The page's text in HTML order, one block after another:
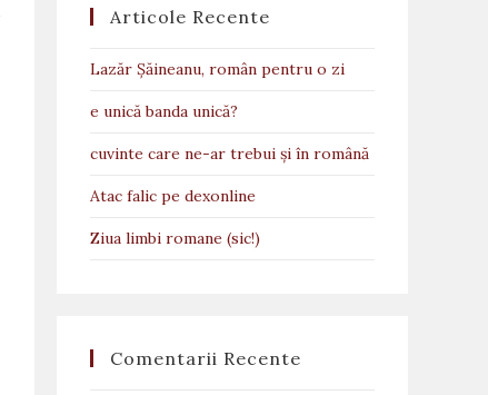
Articole Recente
Lazăr Șăineanu, român pentru o zi
e unică banda unică?
cuvinte care ne-ar trebui și în română
Atac falic pe dexonline
Ziua limbi romane (sic!)
Comentarii Recente